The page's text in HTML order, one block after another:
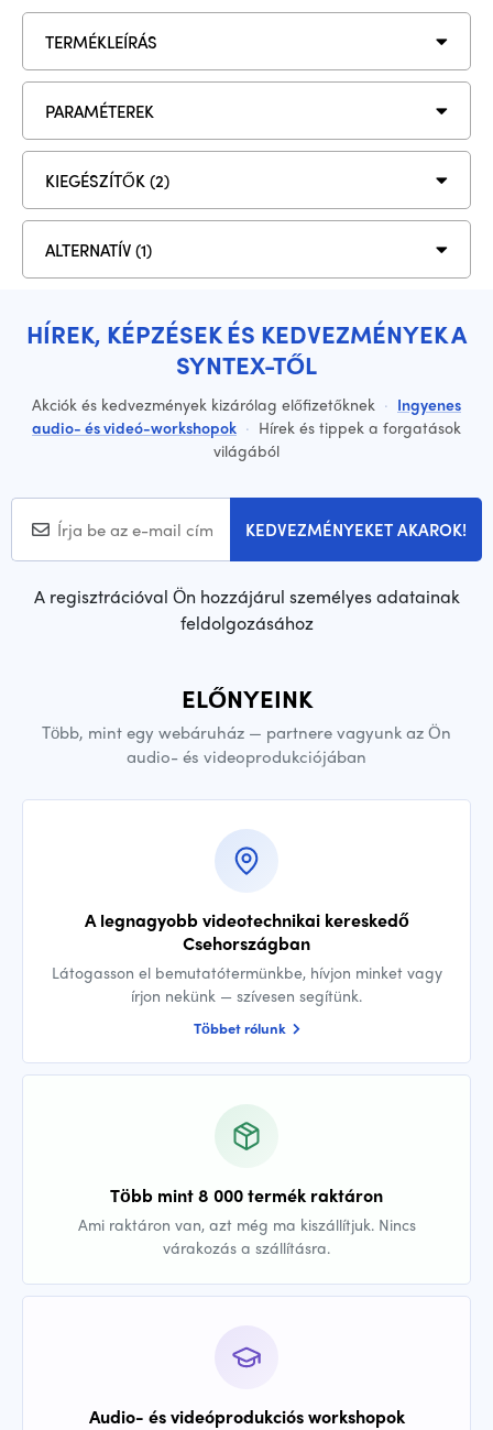
TERMÉKLEÍRÁS
PARAMÉTEREK
KIEGÉSZÍTŐK (2)
ALTERNATÍV (1)
HÍREK, KÉPZÉSEK ÉS KEDVEZMÉNYEK A
SYNTEX-TŐL
Akciók és kedvezmények kizárólag előfizetőknek · Ingyenes
audio- és videó-workshopok · Hírek és tippek a forgatások
világából
KEDVEZMÉNYEKET AKAROK!
A regisztrációval Ön hozzájárul személyes adatainak
feldolgozásához
ELŐNYEINK
Több, mint egy webáruház — partnere vagyunk az Ön
audio- és videoprodukciójában
A legnagyobb videotechnikai kereskedő
Csehországban
Látogasson el bemutatótermünkbe, hívjon minket vagy
írjon nekünk — szívesen segítünk.
Többet rólunk
Több mint 8 000 termék raktáron
Ami raktáron van, azt még ma kiszállítjuk. Nincs
várakozás a szállításra.
Audio- és videóprodukciós workshopok